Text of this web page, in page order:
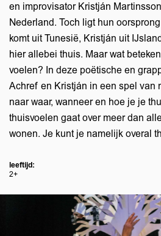
en improvisator Kristján
Nederland. Toch ligt hun
komt uit Tunesië, Kristján uit
hier allebei thuis. Maar wat
voelen? In deze poëtische en
Achref en Kristján in een spel van
naar waar, wanneer en hoe je je
thuisvoelen gaat over meer dan
wonen. Je kunt je namelijk overal
leeftijd:
2+